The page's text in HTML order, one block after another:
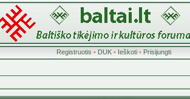
Registruotis • DUK• Ieškoti• Prisijungti